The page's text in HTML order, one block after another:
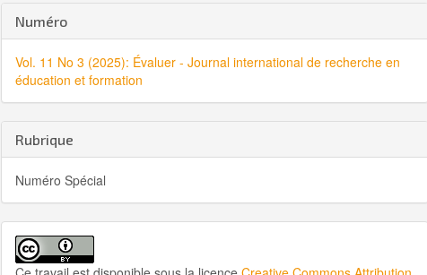
Details
de
l'article
Numéro
Vol. 11 No 3 (2025): Évaluer - Journal international de recherche en
éducation et formation
Rubrique
Numéro Spécial